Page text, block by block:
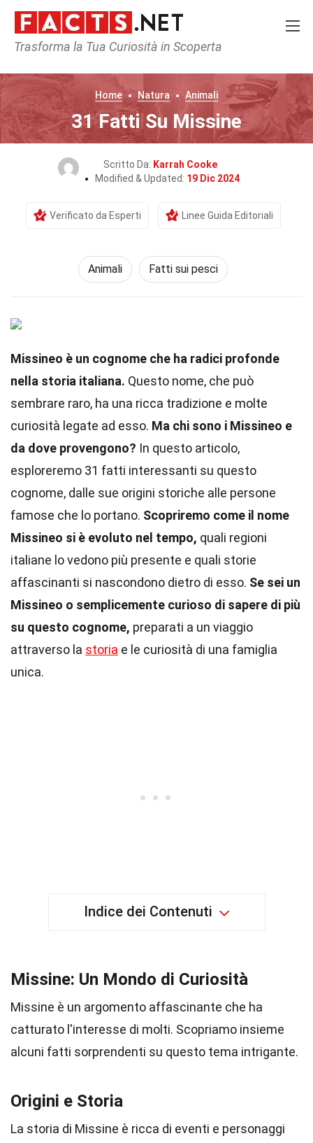
Trasforma la Tua Curiosità in Scoperta
Home Natura Animali
31 Fatti Su Missine
Scritto Da: Karrah Cooke
Modified & Updated: 19 Dic 2024
Verificato da Esperti Linee Guida Editoriali
Animali Fatti sui pesci
Missineo è un cognome che ha radici profonde
nella storia italiana. Questo nome, che può
sembrare raro, ha una ricca tradizione e molte
curiosità legate ad esso. Ma chi sono i Missineo e
da dove provengono? In questo articolo,
esploreremo 31 fatti interessanti su questo
cognome, dalle sue origini storiche alle persone
famose che lo portano. Scopriremo come il nome
Missineo si è evoluto nel tempo, quali regioni
italiane lo vedono più presente e quali storie
affascinanti si nascondono dietro di esso. Se sei un
Missineo o semplicemente curioso di sapere di più
su questo cognome, preparati a un viaggio
attraverso la storia e le curiosità di una famiglia
unica.
Indice dei Contenuti
Missine: Un Mondo di Curiosità
Missine è un argomento affascinante che ha
catturato l'interesse di molti. Scopriamo insieme
alcuni fatti sorprendenti su questo tema intrigante.
Origini e Storia
La storia di Missine è ricca di eventi e personaggi